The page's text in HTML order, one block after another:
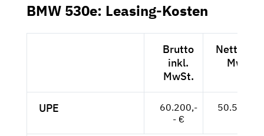
BMW 530e: Leasing-Kosten
Brutto
inkl.
MwSt.
Netto
MwSt.
UPE
60.200,-
- €
50.588,--